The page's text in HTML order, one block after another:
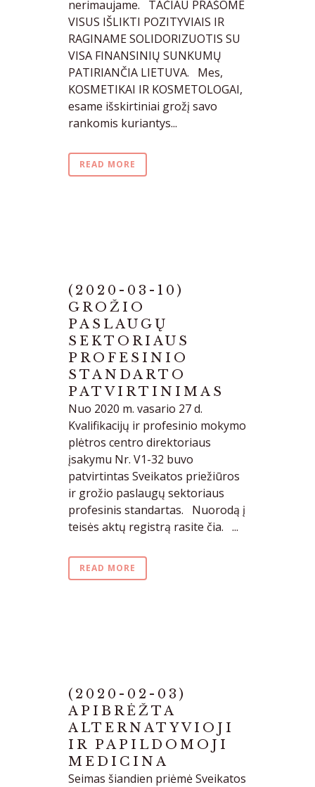
nerimaujame. TAČIAU PRAŠOME
VISUS IŠLIKTI POZITYVIAIS IR
RAGINAME SOLIDORIZUOTIS SU
VISA FINANSINIŲ SUNKUMŲ
PATIRIANČIA LIETUVA. Mes,
KOSMETIKAI IR KOSMETOLOGAI,
esame išskirtiniai grožį savo
rankomis kuriantys...
READ MORE
(2020-03-10)
GROŽIO
PASLAUGŲ
SEKTORIAUS
PROFESINIO
STANDARTO
PATVIRTINIMAS
Nuo 2020 m. vasario 27 d.
Kvalifikacijų ir profesinio mokymo
plėtros centro direktoriaus
įsakymu Nr. V1-32 buvo
patvirtintas Sveikatos priežiūros
ir grožio paslaugų sektoriaus
profesinis standartas. Nuorodą į
teisės aktų registrą rasite čia. ...
READ MORE
(2020-02-03)
APIBRĖŽTA
ALTERNATYVIOJI
IR PAPILDOMOJI
MEDICINA
Seimas šiandien priėmė Sveikatos